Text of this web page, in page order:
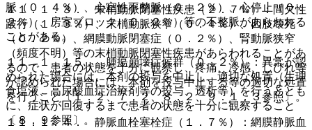
脈（０．４％）、心室性不整脈（０．２％）、心停止（０．
２％）、房室ブロック（０．２％）等の不整脈があらわれる
ことがある。
１１．１．１５． 腫瘍崩壊症候群（０．２％）：異常が認
められた場合には、本剤の投与を中止し、適切な処置（生理
食塩液、高尿酸血症治療剤等の投与、透析等）を行うととも
に、症状が回復するまで患者の状態を十分に観察すること
〔８．９参照〕。
１１．１．３． 末梢動脈閉塞性疾患（２．７％）：間欠性
跛行（１．３％）、末梢動脈狭窄（０．４％）、四肢壊死
（０．２％）、網膜動脈閉塞症（０．２％）、腎動脈狭窄
（頻度不明）等の末梢動脈閉塞性疾患があらわれることがあ
るので、患者の状態を十分に観察し、疼痛、冷感、しびれ等
が認められた場合には、本剤を投与中止する等の適切な処置
を行うこと〔１．２、７．２、８．２、９．１．３参照〕。
１１．１．４． 静脈血栓塞栓症（１．７％）：網膜静脈血